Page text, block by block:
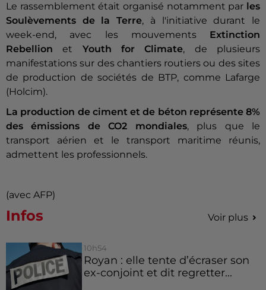
Le rassemblement était organisé notamment par les
Soulèvements de la Terre, à l'initiative durant le
week-end, avec les mouvements Extinction
Rebellionet Youth for Climate, de plusieurs
manifestations sur des chantiers routiers ou des sites
de production de sociétés de BTP, comme Lafarge
(Holcim).
La production de ciment et de béton représente 8%
des émissions de CO2 mondiales, plus que le
transport aérien et le transport maritime réunis,
admettent les professionnels.
(avec AFP)
Infos Voir plus
10h54
Royan : elle tente d’écraser son
ex-conjoint et dit regretter...